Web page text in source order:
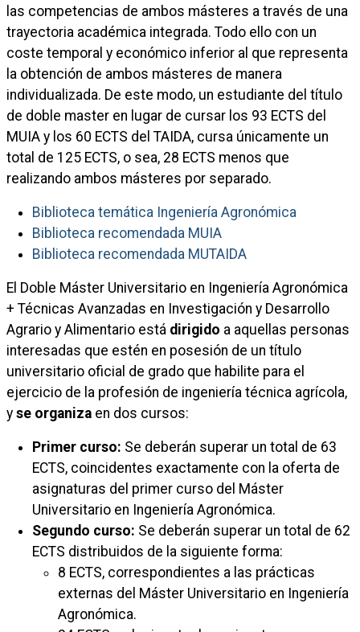
las competencias de ambos másteres a través de una
trayectoria académica integrada. Todo ello con un
coste temporal y económico inferior al que representa
la obtención de ambos másteres de manera
individualizada. De este modo, un estudiante del título
de doble master en lugar de cursar los 93 ECTS del
MUIA y los 60 ECTS del TAIDA, cursa únicamente un
total de 125 ECTS, o sea, 28 ECTS menos que
realizando ambos másteres por separado.
Biblioteca temática Ingeniería Agronómica
Biblioteca recomendada MUIA
Biblioteca recomendada MUTAIDA
El Doble Máster Universitario en Ingeniería Agronómica
+ Técnicas Avanzadas en Investigación y Desarrollo
Agrario y Alimentario está dirigido a aquellas personas
interesadas que estén en posesión de un título
universitario oficial de grado que habilite para el
ejercicio de la profesión de ingeniería técnica agrícola,
y se organiza en dos cursos:
Primer curso: Se deberán superar un total de 63
ECTS, coincidentes exactamente con la oferta de
asignaturas del primer curso del Máster
Universitario en Ingeniería Agronómica.
Segundo curso: Se deberán superar un total de 62
ECTS distribuidos de la siguiente forma:
8 ECTS, correspondientes a las prácticas
externas del Máster Universitario en Ingeniería
Agronómica.